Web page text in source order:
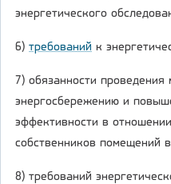
энергетического
6) требований к
7) обязанности проведения
энергосбережению и
эффективности в
собственников помещений
8) требований